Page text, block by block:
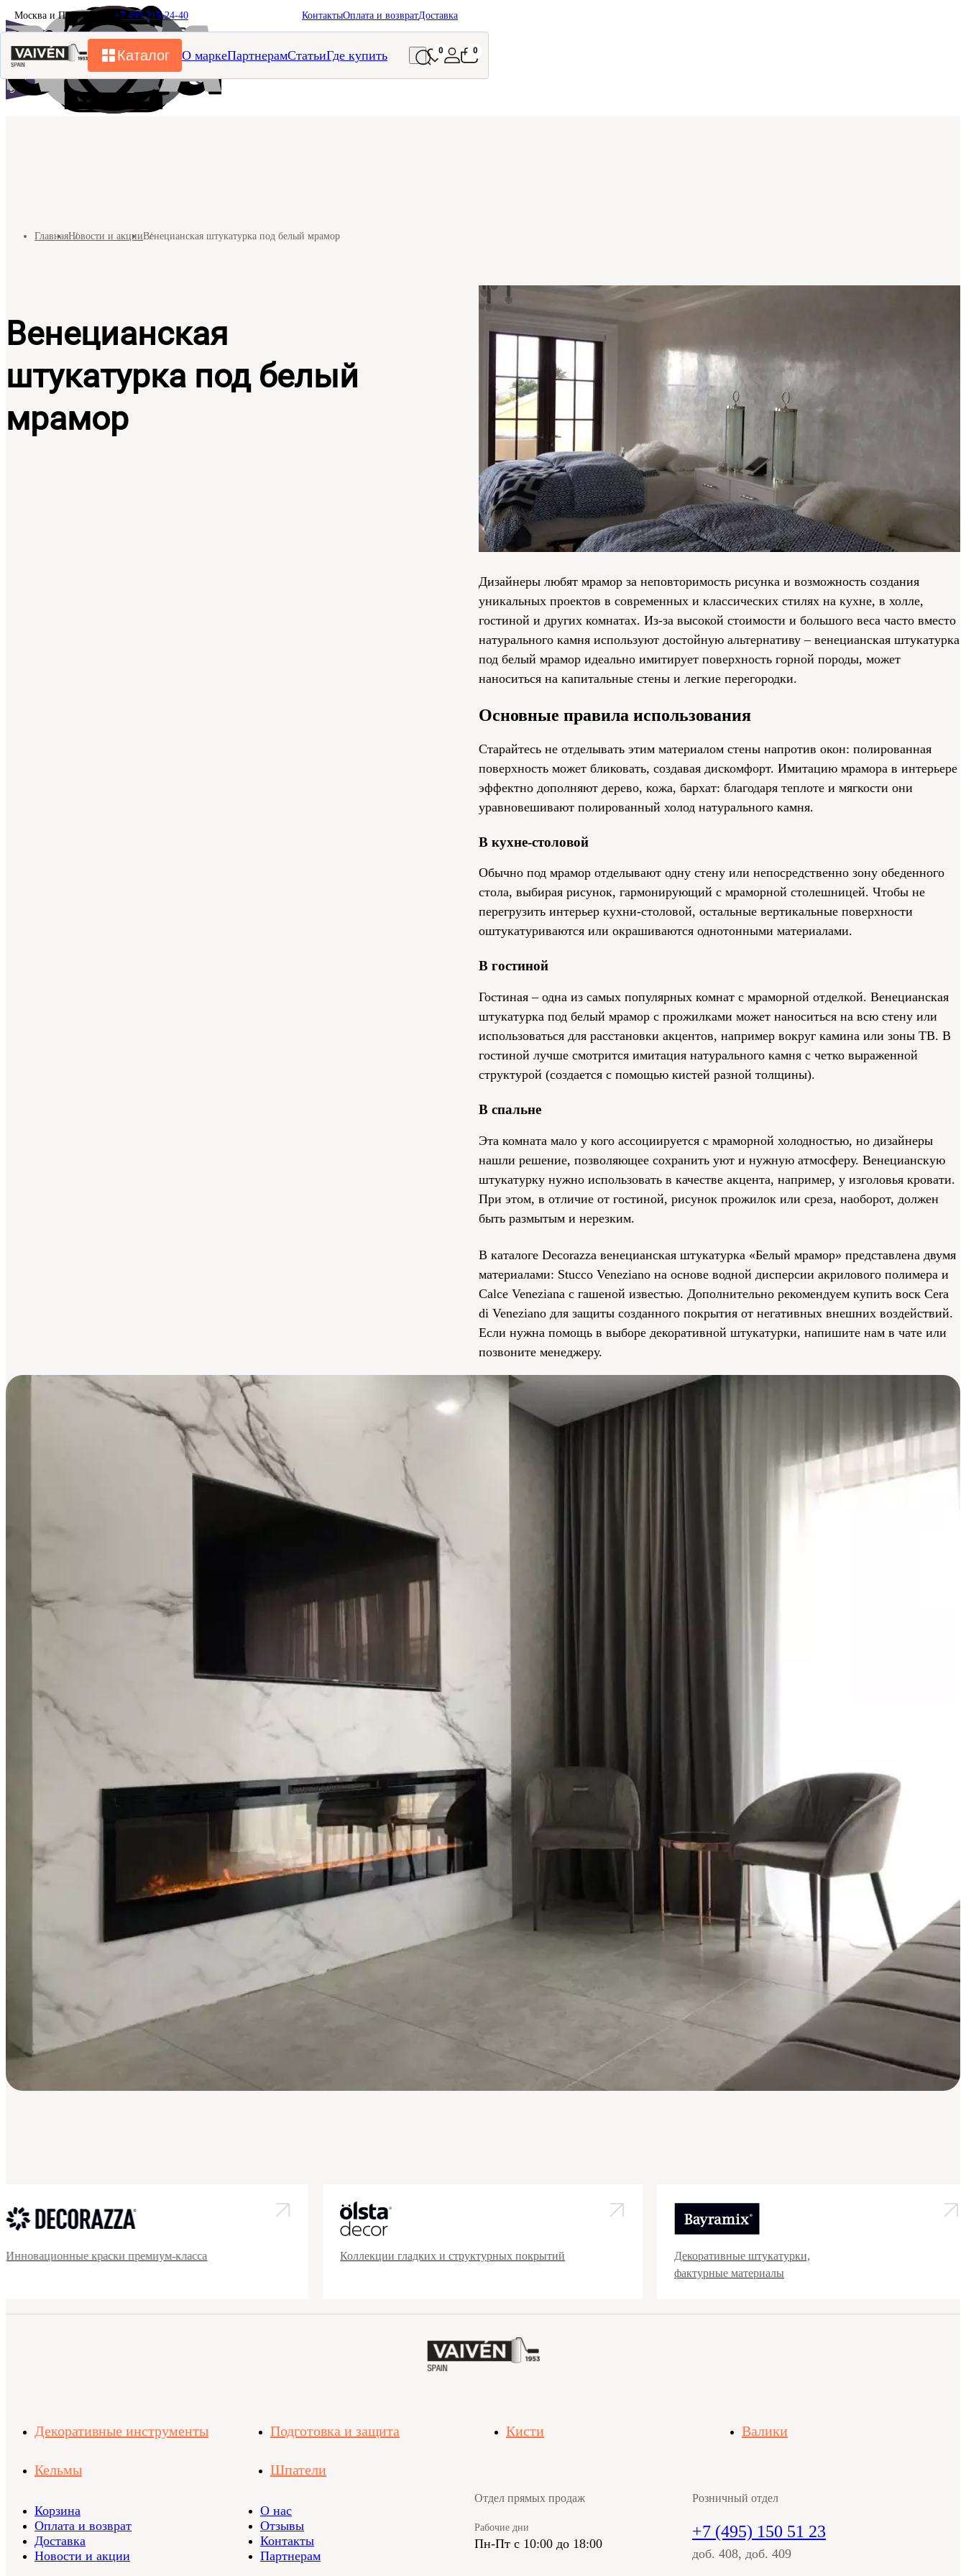
Москва и Подмосковье +7 495 215-24-40 КонтактыОплата и возвратДоставка
Каталог О маркеПартнерамСтатьиГде купить 0 0
ГлавнаяНовости и акцииВенецианская штукатурка под белый мрамор
Венецианская
штукатурка под белый
мрамор
Дизайнеры любят мрамор за неповторимость рисунка и возможность создания
уникальных проектов в современных и классических стилях на кухне, в холле,
гостиной и других комнатах. Из-за высокой стоимости и большого веса часто вместо
натурального камня используют достойную альтернативу – венецианская штукатурка
под белый мрамор идеально имитирует поверхность горной породы, может
наноситься на капитальные стены и легкие перегородки.
Основные правила использования
Старайтесь не отделывать этим материалом стены напротив окон: полированная
поверхность может бликовать, создавая дискомфорт. Имитацию мрамора в интерьере
эффектно дополняют дерево, кожа, бархат: благодаря теплоте и мягкости они
уравновешивают полированный холод натурального камня.
В кухне-столовой
Обычно под мрамор отделывают одну стену или непосредственно зону обеденного
стола, выбирая рисунок, гармонирующий с мраморной столешницей. Чтобы не
перегрузить интерьер кухни-столовой, остальные вертикальные поверхности
оштукатуриваются или окрашиваются однотонными материалами.
В гостиной
Гостиная – одна из самых популярных комнат с мраморной отделкой. Венецианская
штукатурка под белый мрамор с прожилками может наноситься на всю стену или
использоваться для расстановки акцентов, например вокруг камина или зоны ТВ. В
гостиной лучше смотрится имитация натурального камня с четко выраженной
структурой (создается с помощью кистей разной толщины).
В спальне
Эта комната мало у кого ассоциируется с мраморной холодностью, но дизайнеры
нашли решение, позволяющее сохранить уют и нужную атмосферу. Венецианскую
штукатурку нужно использовать в качестве акцента, например, у изголовья кровати.
При этом, в отличие от гостиной, рисунок прожилок или среза, наоборот, должен
быть размытым и нерезким.
В каталоге Decorazza венецианская штукатурка «Белый мрамор» представлена двумя
материалами: Stucco Veneziano на основе водной дисперсии акрилового полимера и
Calce Veneziana с гашеной известью. Дополнительно рекомендуем купить воск Cera
di Veneziano для защиты созданного покрытия от негативных внешних воздействий.
Если нужна помощь в выборе декоративной штукатурки, напишите нам в чате или
позвоните менеджеру.
Инновационные краски премиум-класса Коллекции гладких и структурных покрытий
Декоративные штукатурки,
фактурные материалы
Декоративные инструменты Подготовка и защита Кисти Валики
Кельмы Шпатели
Корзина
Оплата и возврат
Доставка
Новости и акции
О нас
Отзывы
Контакты
Партнерам
Отдел прямых продаж
Рабочие дни
Пн-Пт с 10:00 до 18:00
Розничный отдел
+7 (495) 150 51 23
доб. 408, доб. 409